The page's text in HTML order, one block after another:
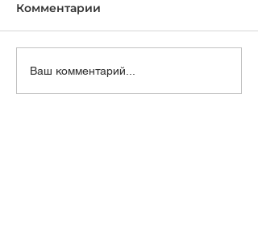
Комментарии
Ваш комментарий...